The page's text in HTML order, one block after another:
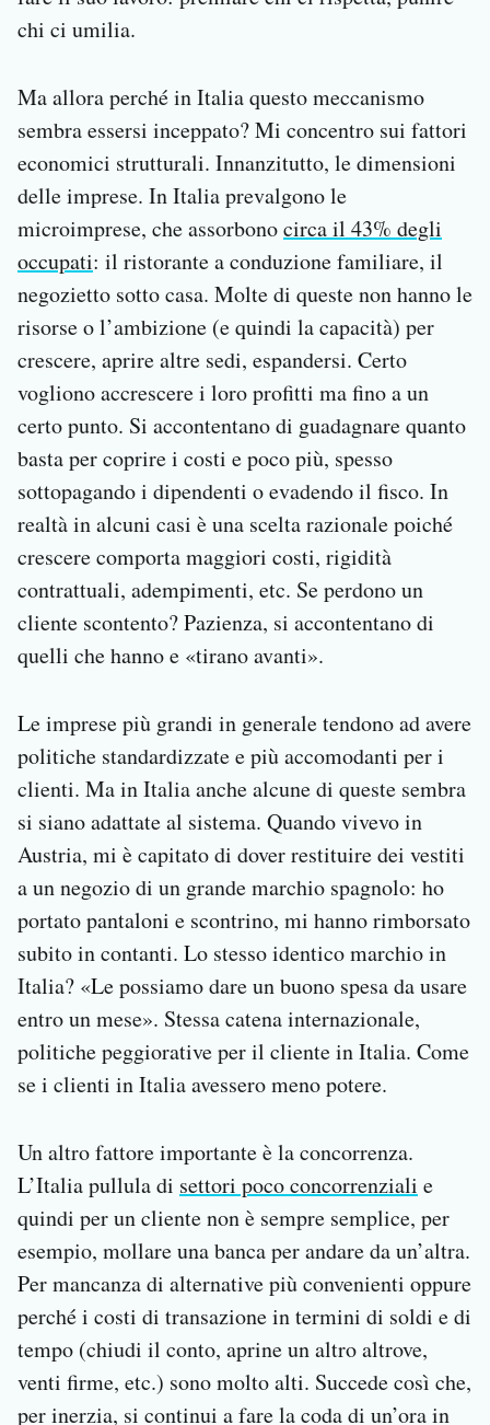
chi ci umilia.
Ma allora perché in Italia questo meccanismo
sembra essersi inceppato? Mi concentro sui fattori
economici strutturali. Innanzitutto, le dimensioni
delle imprese. In Italia prevalgono le
microimprese, che assorbonocirca il 43% degli
occupati: il ristorante a conduzione familiare, il
negozietto sotto casa. Molte di queste non hanno le
risorse o l’ambizione (e quindi la capacità) per
crescere, aprire altre sedi, espandersi. Certo
vogliono accrescere i loro profitti ma fino a un
certo punto. Si accontentano di guadagnare quanto
basta per coprire i costi e poco più, spesso
sottopagando i dipendenti o evadendo il fisco. In
realtà in alcuni casi è una scelta razionale poiché
crescere comporta maggiori costi, rigidità
contrattuali, adempimenti, etc. Se perdono un
cliente scontento? Pazienza, si accontentano di
quelli che hanno e «tirano avanti».
Le imprese più grandi in generale tendono ad avere
politiche standardizzate e più accomodanti per i
clienti. Ma in Italia anche alcune di queste sembra
si siano adattate al sistema. Quando vivevo in
Austria, mi è capitato di dover restituire dei vestiti
a un negozio di un grande marchio spagnolo: ho
portato pantaloni e scontrino, mi hanno rimborsato
subito in contanti. Lo stesso identico marchio in
Italia? «Le possiamo dare un buono spesa da usare
entro un mese». Stessa catena internazionale,
politiche peggiorative per il cliente in Italia. Come
se i clienti in Italia avessero meno potere.
Un altro fattore importante è la concorrenza.
L’Italia pullula di settori poco concorrenziali e
quindi per un cliente non è sempre semplice, per
esempio, mollare una banca per andare da un’altra.
Per mancanza di alternative più convenienti oppure
perché i costi di transazione in termini di soldi e di
tempo (chiudi il conto, aprine un altro altrove,
venti firme, etc.) sono molto alti. Succede così che,
per inerzia, si continui a fare la coda di un’ora in